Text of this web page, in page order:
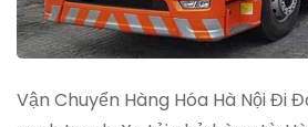
Vận Chuyển Hàng Hóa Hà Nội Đi